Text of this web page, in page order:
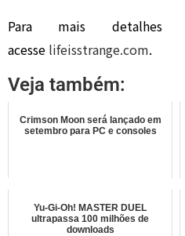
Para mais detalhes
acesse lifeisstrange.com.
Veja também:
Crimson Moon será lançado em
setembro para PC e consoles
Yu-Gi-Oh! MASTER DUEL
ultrapassa 100 milhões de
downloads